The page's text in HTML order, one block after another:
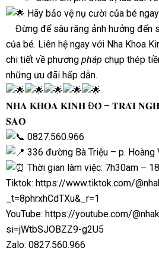
Hãy bảo vệ nụ cười của bé
Đừng để sâu răng ảnh hưởng đến
của bé. Liên hệ ngay với Nha Khoa
chi tiết về phương pháp chụp thép
những ưu đãi hấp dẫn.
𝐍𝐇𝐀 𝐊𝐇𝐎𝐀 𝐊𝐈𝐍𝐇 Đ𝐎̂ – 𝐓𝐑𝐀̉𝐈
𝐒𝐀𝐎
0827.560.966
336 đường Bà Triệu – p.
Thời gian làm việc: 7h30am –
Tiktok: https://www.tiktok.com/
_t=8phrxhCdTXu&_r=1
YouTube: https://youtube.com/
si=jWtbSJOBZZ9-g2U5
Zalo: 0827.560.966